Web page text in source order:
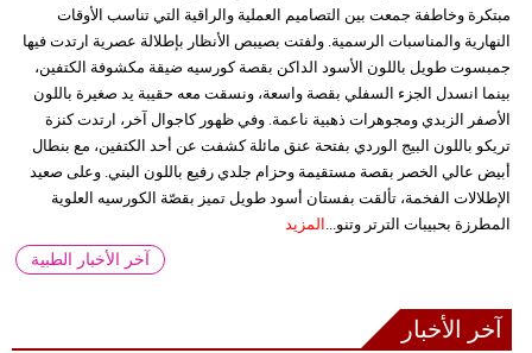
مبتكرة وخاطفة جمعت بين التصاميم العملية والراقية التي تناسب الأوقات
النهارية والمناسبات الرسمية. ولفتت بصيبص الأنظار بإطلالة عصرية ارتدت فيها
جمبسوت طويل باللون الأسود الداكن بقصة كورسيه ضيقة مكشوفة الكتفين،
بينما انسدل الجزء السفلي بقصة واسعة، ونسقت معه حقيبة يد صغيرة باللون
الأصفر الزبدي ومجوهرات ذهبية ناعمة. وفي ظهور كاجوال آخر، ارتدت كنزة
تريكو باللون البيج الوردي بفتحة عنق مائلة كشفت عن أحد الكتفين، مع بنطال
أبيض عالي الخصر بقصة مستقيمة وحزام جلدي رفيع باللون البني. وعلى صعيد
الإطلالات الفخمة، تألقت بفستان أسود طويل تميز بقصّة الكورسيه العلوية
المطرزة بحبيبات الترتر وتنو... المزيد
آخر الأخبار الطبية
آخر الأخبار